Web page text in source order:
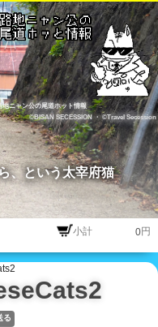
地ニャン公の尾道ホット情報
©BISAN SECESSION
・©Travel Secession
円
、という太宰府猫
る